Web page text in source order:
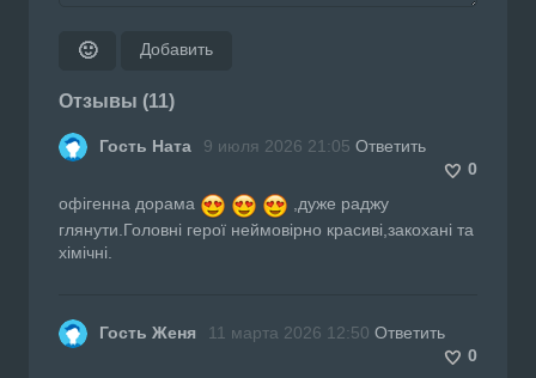
🙂 Добавить
Отзывы (11)
Гость Ната 9 июля 2026 21:05 Ответить
0
офігенна дорама
,дуже раджу
глянути.Головні герої неймовірно красиві,закохані та
хімічні.
Гость Женя 11 марта 2026 12:50 Ответить
0